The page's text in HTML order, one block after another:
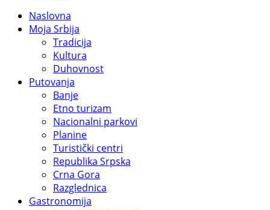
Naslovna
Moja Srbija
Tradicija
Kultura
Duhovnost
Putovanja
Banje
Etno turizam
Nacionalni parkovi
Planine
Turistički centri
Republika Srpska
Crna Gora
Razglednica
Gastronomija